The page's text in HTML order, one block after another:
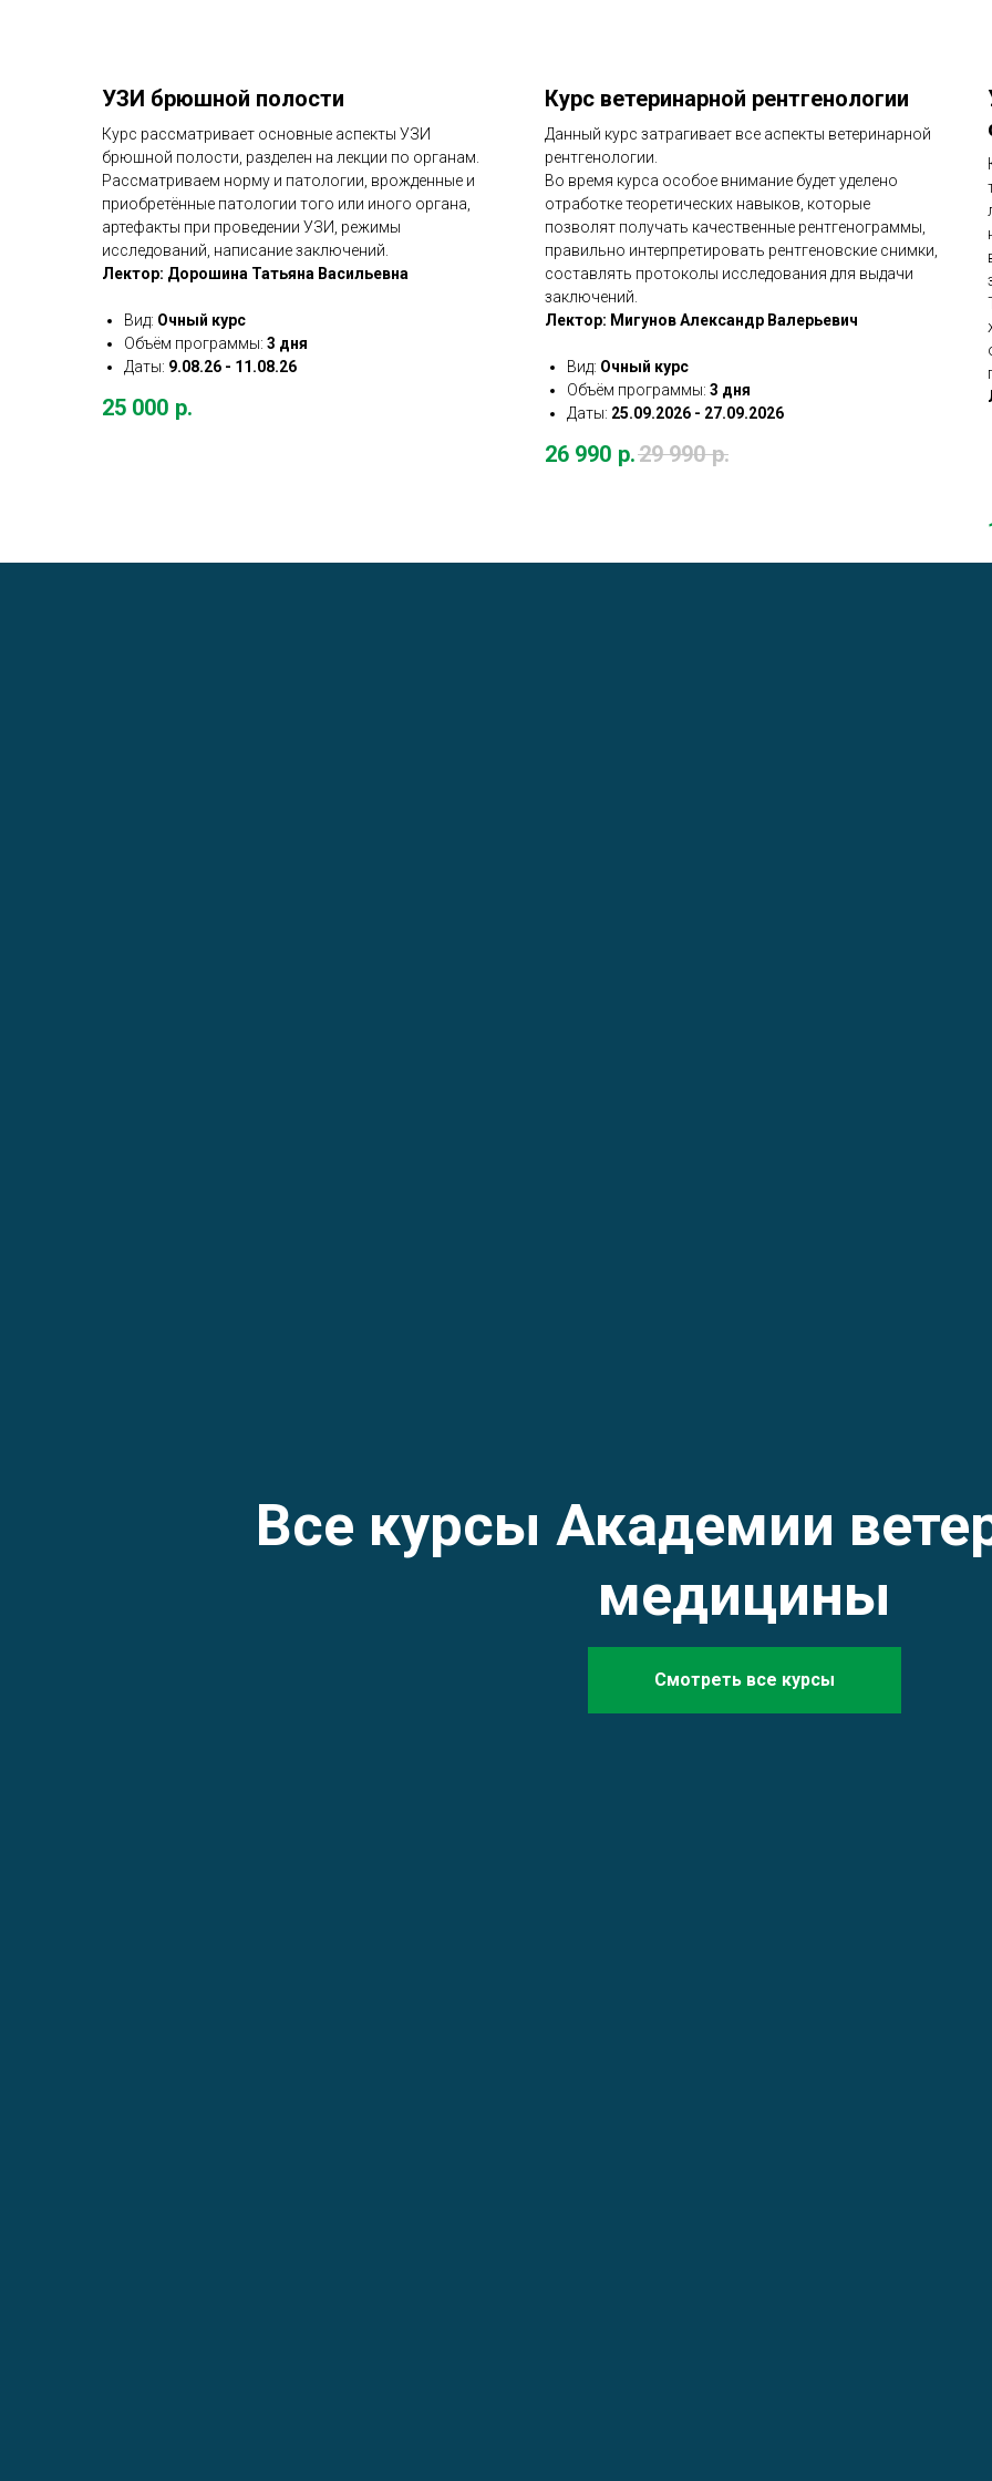
УЗИ брюшной полости
Курс рассматривает основные аспекты УЗИ
брюшной полости, разделен на лекции по органам.
Рассматриваем норму и патологии, врожденные и
приобретённые патологии того или иного органа,
артефакты при проведении УЗИ, режимы
исследований, написание заключений.
Лектор: Дорошина Татьяна Васильевна
Вид: Очный курс
Объём программы: 3 дня
Даты: 9.08.26 - 11.08.26
25 000 р.
Курс ветеринарной рентгенологии
Данный курс затрагивает все аспекты ветеринарной
рентгенологии.
Во время курса особое внимание будет уделено
отработке теоретических навыков, которые
позволят получать качественные рентгенограммы,
правильно интерпретировать рентгеновские снимки,
составлять протоколы исследования для выдачи
заключений.
Лектор: Мигунов Александр Валерьевич
Вид: Очный курс
Объём программы: 3 дня
Даты: 25.09.2026 - 27.09.2026
26 990 р.29 990 р.
Все курсы Академии
медицины
Смотреть все курсы